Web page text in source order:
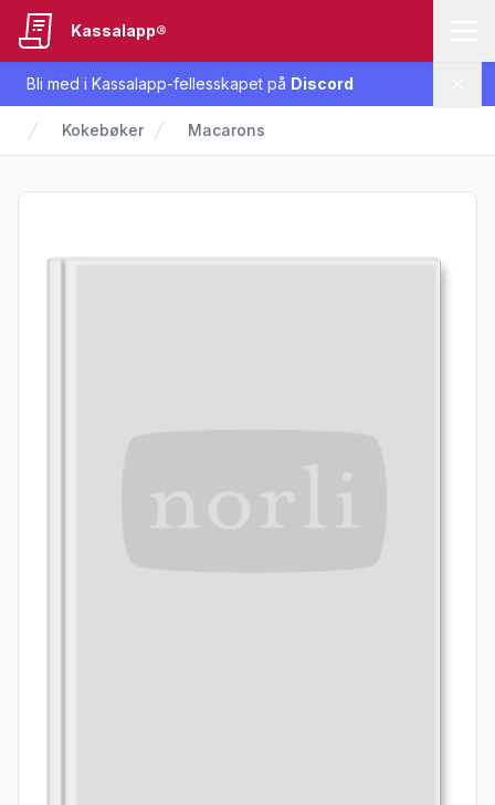
Bli med i Kassalapp-fellesskapet på Discord
Kassalapp®
Kokebøker Macarons